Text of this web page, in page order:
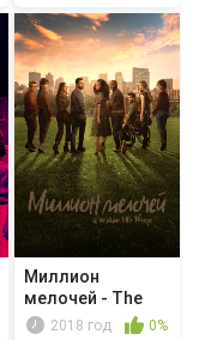
Миллион
мелочей - The
Perfect Storm
2018 год 0%